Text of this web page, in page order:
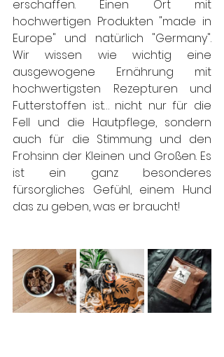
erschaffen. Einen Ort mit
hochwertigen Produkten "made in
Europe" und natürlich "Germany".
Wir wissen wie wichtig eine
ausgewogene Ernährung mit
hochwertigsten Rezepturen und
Futterstoffen ist… nicht nur für die
Fell und die Hautpflege, sondern
auch für die Stimmung und den
Frohsinn der Kleinen und Großen. Es
ist ein ganz besonderes
fürsorgliches Gefühl, einem Hund
das zu geben, was er braucht!